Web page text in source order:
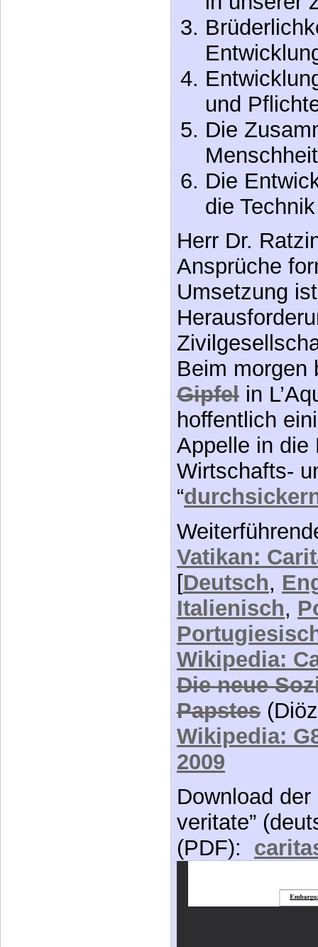
und
Die
Die
die Technik
Herr Dr.
Ansprüche
Umsetzung
Beim
Gipfel in
hoffentlich
Appelle in die
Wirtschafts-
“
Vatikan:
[Deutsch,
Italienisch,
Wikipedia:
Die neue
Papstes
Wikipedia:
2009
Download
veritate”
(PDF):